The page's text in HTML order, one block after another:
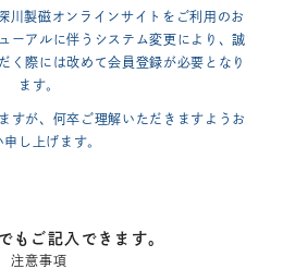
製磁オンラインサイトをご利用のお
ーアルに伴うシステム変更により、誠
く際には改めて会員登録が必要となり
ます。
すが、何卒ご理解いただきますようお
申し上げます。
もご記入できます。
注意事項